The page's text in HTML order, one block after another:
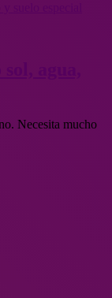
Necesita mucho